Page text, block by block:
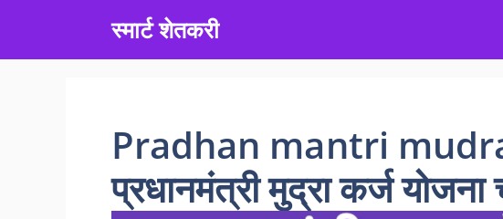
content
स्मार्ट शेतकरी
Pradhan mantri
प्रधानमंत्री मुद्रा कर्ज